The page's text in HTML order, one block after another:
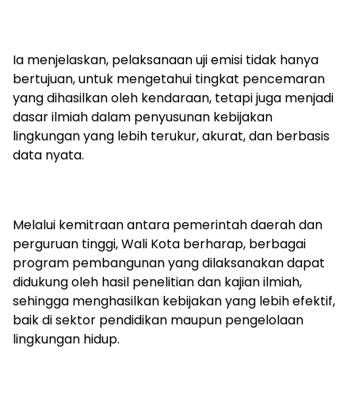
Ia menjelaskan, pelaksanaan uji emisi tidak hanya
bertujuan, untuk mengetahui tingkat pencemaran
yang dihasilkan oleh kendaraan, tetapi juga menjadi
dasar ilmiah dalam penyusunan kebijakan
lingkungan yang lebih terukur, akurat, dan berbasis
data nyata.
Melalui kemitraan antara pemerintah daerah dan
perguruan tinggi, Wali Kota berharap, berbagai
program pembangunan yang dilaksanakan dapat
didukung oleh hasil penelitian dan kajian ilmiah,
sehingga menghasilkan kebijakan yang lebih efektif,
baik di sektor pendidikan maupun pengelolaan
lingkungan hidup.